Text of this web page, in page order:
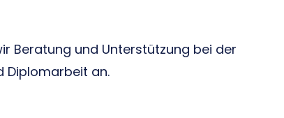
Beratung und Unterstützung bei der
Diplomarbeit an.